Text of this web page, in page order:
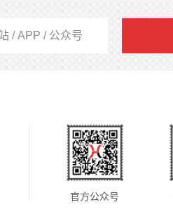
官方公众号